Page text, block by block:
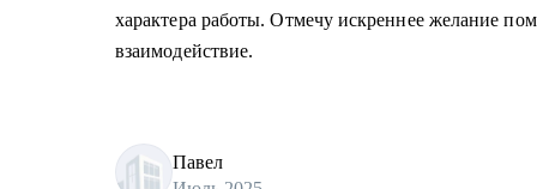
характера работы. Отмечу искреннее желание
взаимодействие.
Павел